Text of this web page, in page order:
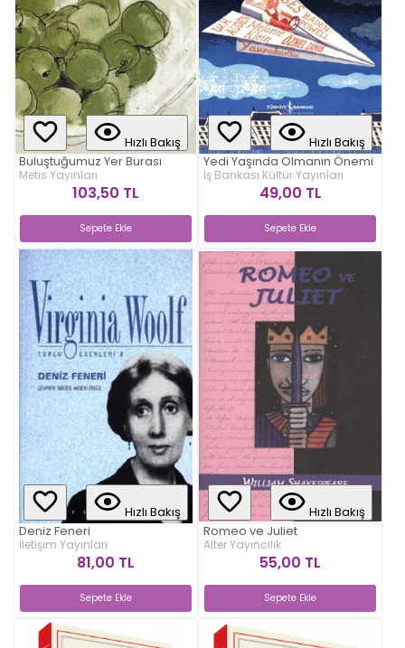
Hızlı Bakış
Buluştuğumuz Yer Burası
Metis Yayınları
103,50 TL
Sepete Ekle
Hızlı Bakış
Yedi Yaşında Olmanın Önemi
İş Bankası Kültür Yayınları
49,00 TL
Sepete Ekle
Hızlı Bakış
Deniz Feneri
İletişim Yayınları
81,00 TL
Sepete Ekle
Hızlı Bakış
Romeo ve Juliet
Alter Yayıncılık
55,00 TL
Sepete Ekle